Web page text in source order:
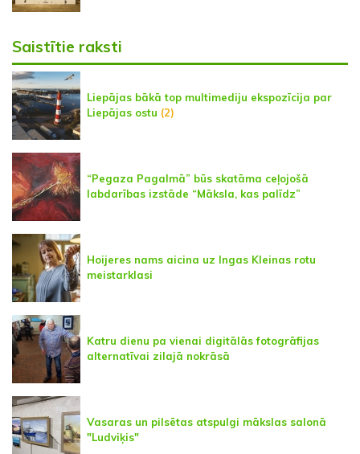
Saistītie raksti
Liepājas bākā top multimediju ekspozīcija par
Liepājas ostu (2)
“Pegaza Pagalmā” būs skatāma ceļojošā
labdarības izstāde “Māksla, kas palīdz”
Hoijeres nams aicina uz Ingas Kleinas rotu
meistarklasi
Katru dienu pa vienai digitālās fotogrāfijas
alternatīvai zilajā nokrāsā
Vasaras un pilsētas atspulgi mākslas salonā
"Ludviķis"